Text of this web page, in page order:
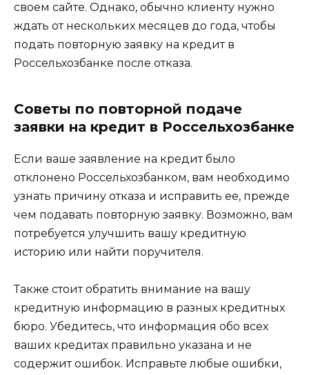
своем сайте. Однако, обычно клиенту нужно
ждать от нескольких месяцев до года, чтобы
подать повторную заявку на кредит в
Россельхозбанке после отказа.
Советы по повторной подаче
заявки на кредит в Россельхозбанке
Если ваше заявление на кредит было
отклонено Россельхозбанком, вам необходимо
узнать причину отказа и исправить ее, прежде
чем подавать повторную заявку. Возможно, вам
потребуется улучшить вашу кредитную
историю или найти поручителя.
Также стоит обратить внимание на вашу
кредитную информацию в разных кредитных
бюро. Убедитесь, что информация обо всех
ваших кредитах правильно указана и не
содержит ошибок. Исправьте любые ошибки,